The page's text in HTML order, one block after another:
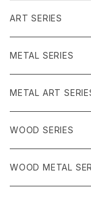
グリーン系
うみのいきもの
ピンク系
レッド系
グリーン系
ピンク系
イエロー系
ART SERIES
METAL SERIES
クリア系
ブラック系
ピンク系
METAL ART
ブルー系
パープル系
WOOD SERIES
クリア系
WOOD METAL